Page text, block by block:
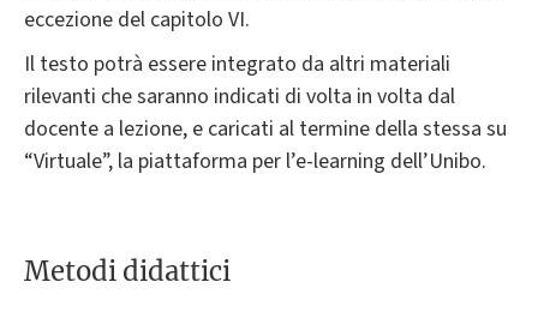
eccezione del capitolo VI.
Il testo potrà essere integrato da altri materiali
rilevanti che saranno indicati di volta in volta dal
docente a lezione, e caricati al termine della stessa su
“Virtuale”, la piattaforma per l’e-learning dell’Unibo.
Metodi didattici